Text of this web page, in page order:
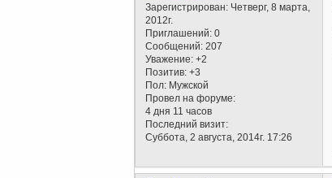
Зарегистрирован: Четверг, 8 марта,
2012г.
Приглашений: 0
Сообщений: 207
Уважение: +2
Позитив: +3
Пол: Мужской
Провел на форуме:
4 дня 11 часов
Последний визит:
Суббота, 2 августа, 2014г. 17:26